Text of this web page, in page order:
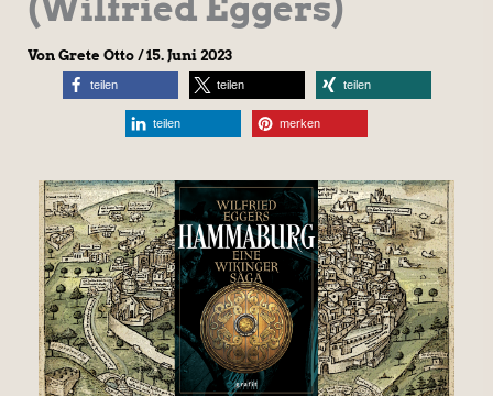
Von Grete Otto /15. Juni 2023
teilen teilen teilen
teilen merken